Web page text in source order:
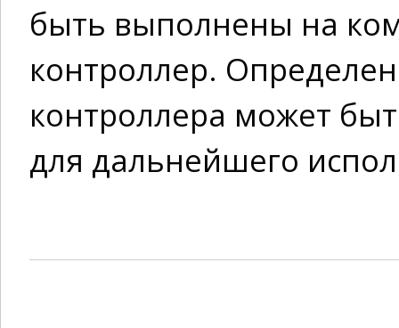
быть выполнены на
контроллер.
контроллера может
для дальнейшего